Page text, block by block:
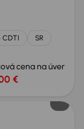
CDTI
SR
cena na úver
€